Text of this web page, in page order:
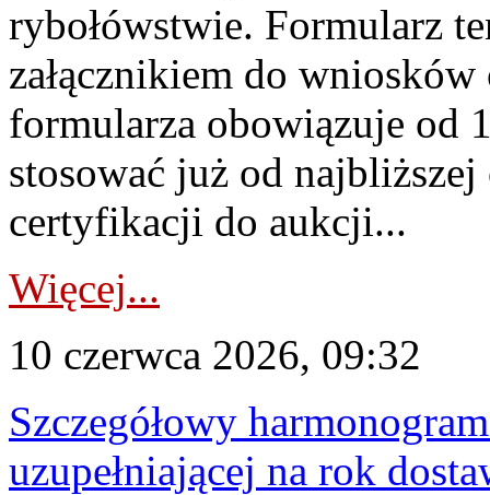
rybołówstwie. Formularz
załącznikiem do
formularza obowiązuje od
stosować już od
certyfikacji do aukcji...
Więcej...
10 czerwca 2026, 09:32
Szczegółowy
uzupełniającej na rok